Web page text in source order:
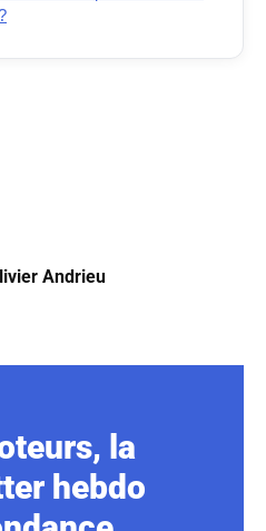
Andrieu
la
hebdo